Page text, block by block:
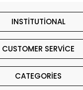
INSTİTUTİONAL
CUSTOMER SERVİCE
CATEGORİES